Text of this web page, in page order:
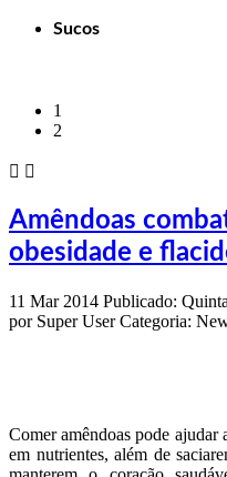
Sucos
1
2
 
Amêndoas
obesidade e
11 Mar 2014 Publicado:
por Super User Categoria:
Comer amêndoas pode ajudar
em nutrientes, além de